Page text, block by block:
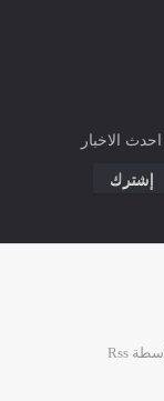
الاخبار